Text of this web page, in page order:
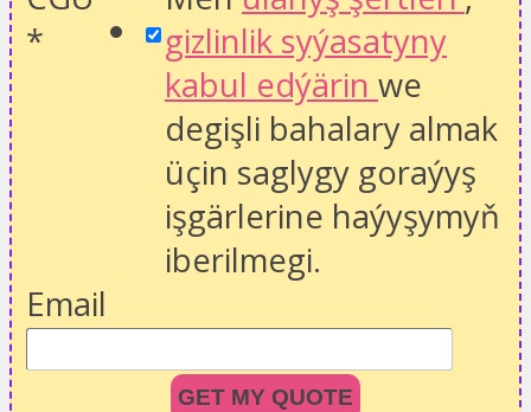
*
gizlinlik syýasatyny
kabul edýärin we
degişli bahalary almak
üçin saglygy goraýyş
işgärlerine haýyşymyň
iberilmegi.
Email
GET MY QUOTE